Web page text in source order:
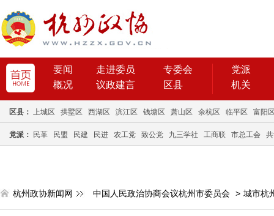
要闻 走进委员
专委会
概况
议政建言 区县
党派
机关
区县： 上城区 拱墅区 西湖区 滨江区 钱塘区 萧山区 余杭区 临平区 富阳
党派： 民革 民盟 民建 民进 农工党 致公党 九三学社 工商联 市总工会
杭州政协新闻网 中国人民政治协商会议杭州市委员会 > 城市杭